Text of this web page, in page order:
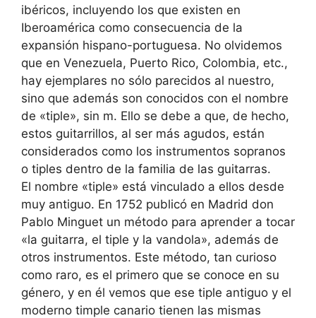
ibéricos, incluyendo los que existen en
Iberoamérica como consecuencia de la
expansión hispano-portuguesa. No olvidemos
que en Venezuela, Puerto Rico, Colombia, etc.,
hay ejemplares no sólo parecidos al nuestro,
sino que además son conocidos con el nombre
de «tiple», sin m. Ello se debe a que, de hecho,
estos guitarrillos, al ser más agudos, están
considerados como los instrumentos sopranos
o tiples dentro de la familia de las guitarras.
El nombre «tiple» está vinculado a ellos desde
muy antiguo. En 1752 publicó en Madrid don
Pablo Minguet un método para aprender a tocar
«la guitarra, el tiple y la vandola», además de
otros instrumentos. Este método, tan curioso
como raro, es el primero que se conoce en su
género, y en él vemos que ese tiple antiguo y el
moderno timple canario tienen las mismas